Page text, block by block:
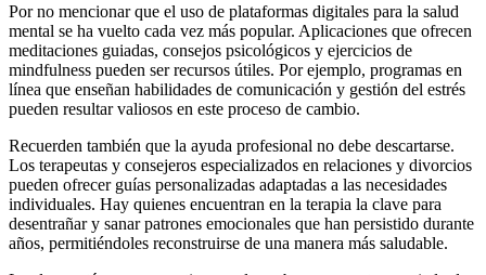
Por no mencionar que el uso de plataformas digitales para la salud
mental se ha vuelto cada vez más popular. Aplicaciones que ofrecen
meditaciones guiadas, consejos psicológicos y ejercicios de
mindfulness pueden ser recursos útiles. Por ejemplo, programas en
línea que enseñan habilidades de comunicación y gestión del estrés
pueden resultar valiosos en este proceso de cambio.
Recuerden también que la ayuda profesional no debe descartarse.
Los terapeutas y consejeros especializados en relaciones y divorcios
pueden ofrecer guías personalizadas adaptadas a las necesidades
individuales. Hay quienes encuentran en la terapia la clave para
desentrañar y sanar patrones emocionales que han persistido durante
años, permitiéndoles reconstruirse de una manera más saludable.